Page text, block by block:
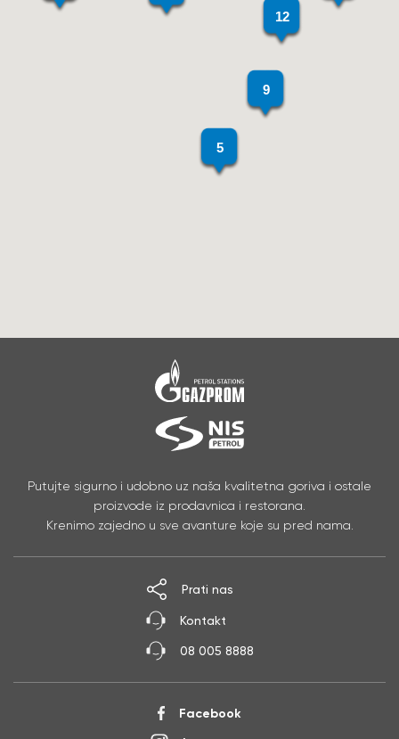
9
12
5
Putujte sigurno i udobno uz naša kvalitetna goriva i ostale
proizvode iz prodavnica i restorana.
Krenimo zajedno u sve avanture koje su pred nama.
Facebook
Prati nas
Kontakt
08 005 8888